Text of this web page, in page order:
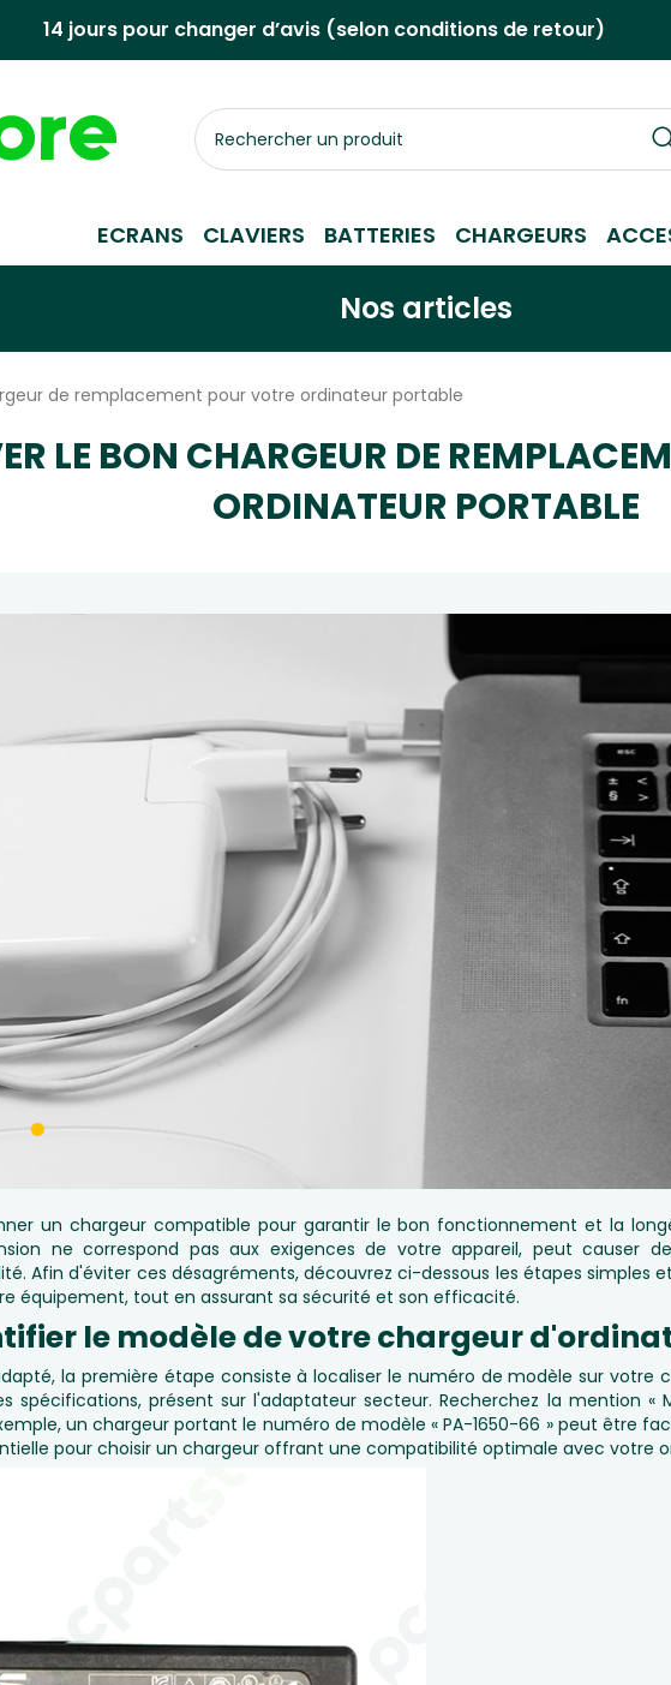
14 jours pour changer d’avis (selon conditions de retour)
Rechercher
un
produit
ECRANS CLAVIERS BATTERIES CHARGEURS
Nos articles
de remplacement pour votre ordinateur portable
LE BON CHARGEUR DE
ORDINATEUR PORTABLE
un chargeur compatible pour garantir le bon fonctionnement et la
ne correspond pas aux exigences de votre appareil, peut causer
Afin d'éviter ces désagréments, découvrez ci-dessous les étapes simples
équipement, tout en assurant sa sécurité et son efficacité.
le modèle de votre chargeur
la première étape consiste à localiser le numéro de modèle sur votre
spécifications, présent sur l'adaptateur secteur. Recherchez la mention «
un chargeur portant le numéro de modèle « PA-1650-66 » peut être
pour choisir un chargeur offrant une compatibilité optimale avec votre